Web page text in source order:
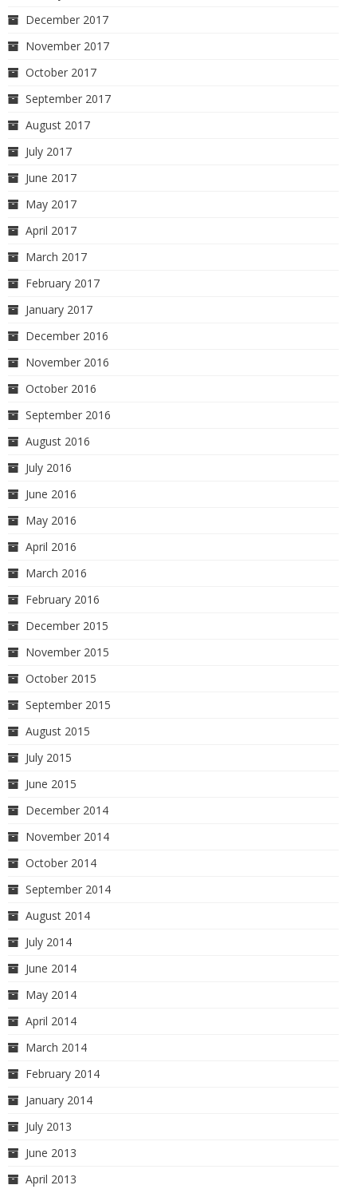
December 2017
November 2017
October 2017
September 2017
August 2017
July 2017
June 2017
May 2017
April 2017
March 2017
February 2017
January 2017
December 2016
November 2016
October 2016
September 2016
August 2016
July 2016
June 2016
May 2016
April 2016
March 2016
February 2016
December 2015
November 2015
October 2015
September 2015
August 2015
July 2015
June 2015
December 2014
November 2014
October 2014
September 2014
August 2014
July 2014
June 2014
May 2014
April 2014
March 2014
February 2014
January 2014
July 2013
June 2013
April 2013